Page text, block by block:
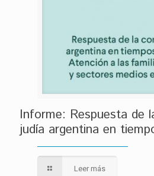
Informe: Respuesta de
judía argentina en
Leer más